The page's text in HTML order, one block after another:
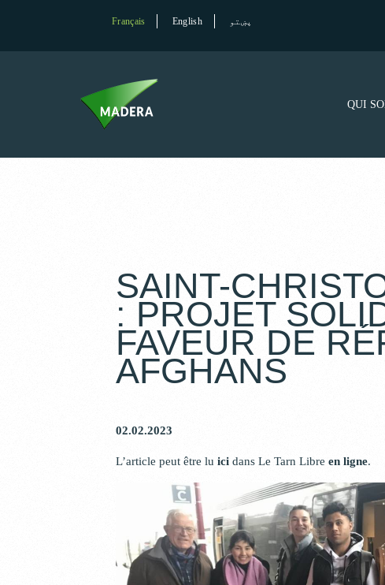
Français English پښتو
QUI
SAINT-
: PROJET
FAVEUR DE
AFGHANS
02.02.2023
L’article peut être lu ici dans Le Tarn Libre en ligne.